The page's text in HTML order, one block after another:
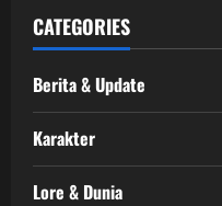
CATEGORIES
Berita & Update
Karakter
Lore & Dunia